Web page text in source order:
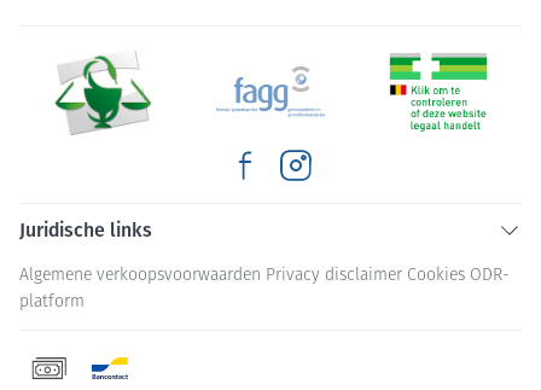
Juridische links
Algemene verkoopsvoorwaarden Privacy disclaimer Cookies ODR-
platform